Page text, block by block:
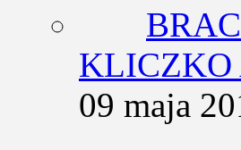
KLICZKO
09 maja